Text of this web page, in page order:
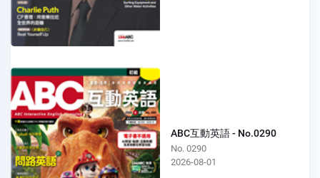
ABC互動英語 - No.0290
No. 0290
2026-08-01